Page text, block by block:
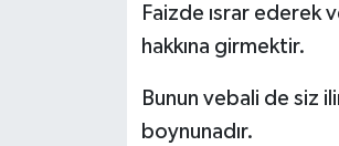
Faizde ısrar ederek
hakkına girmektir.
Bunun vebali de siz
boynunadır.